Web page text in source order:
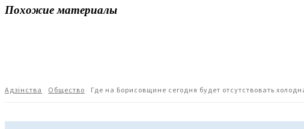
Похожие материалы
Адзiнства Общество Где на Борисовщине сегодня будет отсутствовать